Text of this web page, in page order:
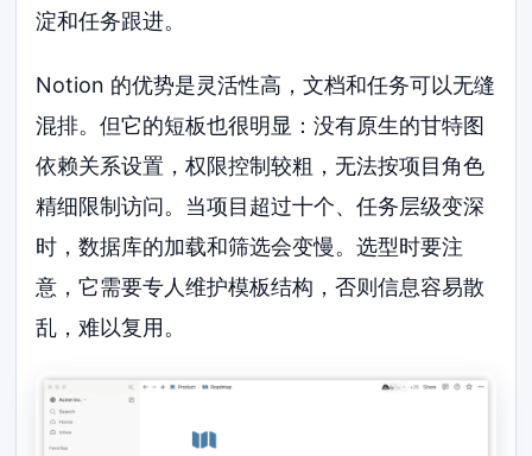
淀和任务跟进。
Notion 的优势是灵活性高，文档和任务可以无缝
混排。但它的短板也很明显：没有原生的甘特图
依赖关系设置，权限控制较粗，无法按项目角色
精细限制访问。当项目超过十个、任务层级变深
时，数据库的加载和筛选会变慢。选型时要注
意，它需要专人维护模板结构，否则信息容易散
乱，难以复用。